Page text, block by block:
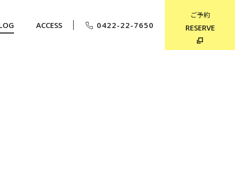
ACCESS 0422-22-7650
ご予約
RESERVE